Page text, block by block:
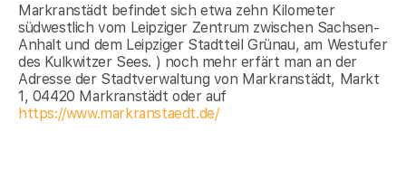
Markranstädt befindet sich etwa zehn Kilometer
südwestlich vom Leipziger Zentrum zwischen Sachsen-
Anhalt und dem Leipziger Stadtteil Grünau, am Westufer
des Kulkwitzer Sees. ) noch mehr erfärt man an der
Adresse der Stadtverwaltung von Markranstädt, Markt
1, 04420 Markranstädt oder auf
https://www.markranstaedt.de/